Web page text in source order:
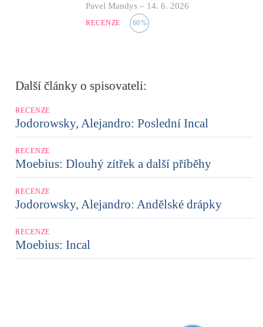
Pavel Mandys – 14. 6. 2026
RECENZE 60%
Další články o spisovateli:
RECENZE
Jodorowsky, Alejandro: Poslední Incal
RECENZE
Moebius: Dlouhý zítřek a další příběhy
RECENZE
Jodorowsky, Alejandro: Andělské drápky
RECENZE
Moebius: Incal